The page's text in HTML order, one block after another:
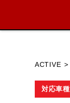
ACTIVE
対応車種